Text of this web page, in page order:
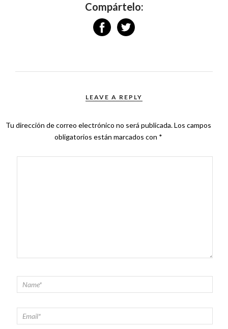
Compártelo:
LEAVE A REPLY
Tu dirección de correo electrónico no será publicada.Los campos
obligatorios están marcados con *